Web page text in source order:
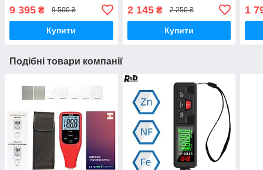
9 395 ₴ 9 500 ₴
Купити
2 145₴ 2 250 ₴
Купити
1
Подібні товари компанії